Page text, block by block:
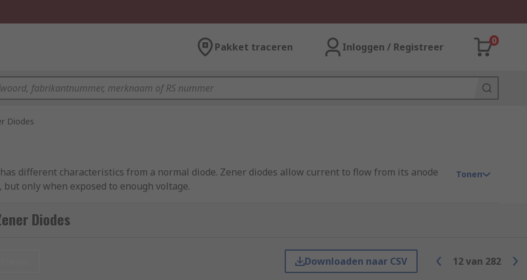
Pakket traceren Inloggen / Registreer
0
Diodes
different characteristics from a normal diode. Zener diodes allow current to flow from its anode
only when exposed to enough voltage.
The voltage level that changes the direction of flow is called Zener Voltage or Breakdown Voltage.
to 200 V.
Tonen
Diodes
Downloaden naar CSV 12van 282